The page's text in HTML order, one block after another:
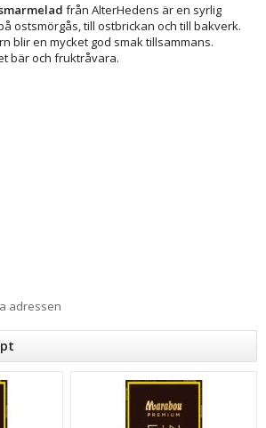
från AlterHedens är en syrlig
ostsmörgås, till ostbrickan och till bakverk.
blir en mycket god smak tillsammans.
bär och fruktråvara.
adressen